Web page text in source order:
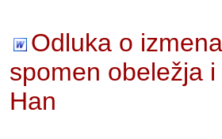
Odluka o
spomen obeležja
Han